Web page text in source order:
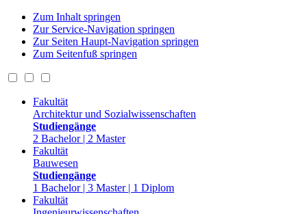
Zum Inhalt springen
Zur Service-Navigation springen
Zur Seiten Haupt-Navigation springen
Zum Seitenfuß springen
Fakultät
Architektur und Sozialwissenschaften
Studiengänge
2 Bachelor | 2 Master
Fakultät
Bauwesen
Studiengänge
1 Bachelor | 3 Master | 1 Diplom
Fakultät